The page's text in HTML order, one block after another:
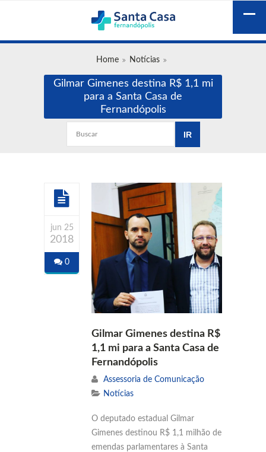
Home Notícias
Gilmar Gimenes destina R$ 1,1 mi
para a Santa Casa de
Fernandópolis
jun 25
2018
0
Gilmar Gimenes destina R$
1,1 mi para a Santa Casa de
Fernandópolis
Assessoria de Comunicação
Notícias
O deputado estadual Gilmar
Gimenes destinou R$ 1,1 milhão de
emendas parlamentares à Santa